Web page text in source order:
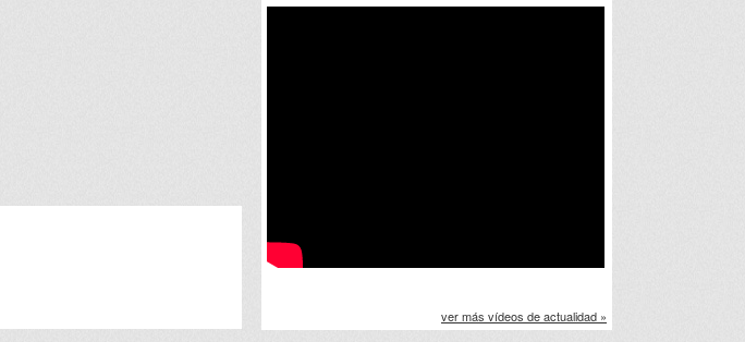
ver más vídeos de actualidad »